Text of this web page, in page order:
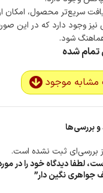
سریع‌تر محصول، امکان
نیز وجود دارد که در این
شود.
شده
موجود
و بررسی‌ها
بررسی‌ای ثبت نشده است.
لطفا دیدگاه خود را در
جواهری نگین دار”